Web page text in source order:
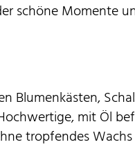
schöne Momente
Blumenkästen,
mit Öl
tropfendes